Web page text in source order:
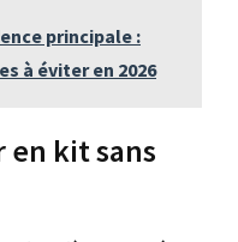
principale :
à éviter en 2026
en kit sans